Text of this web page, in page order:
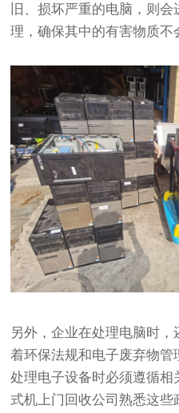
旧、损坏严重的电脑，则
理，确保其中的有害物质不
另外，企业在处理电脑时
着环保法规和电子废弃物
处理电子设备时必须遵循
式机上门回收公司熟悉这些